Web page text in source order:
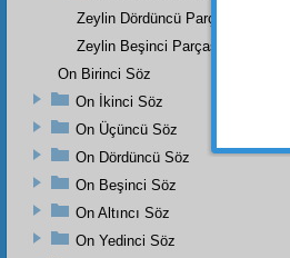
Zeylin Dördüncü Parçası
Zeylin Beşinci Parçası
On Birinci Söz
On İkinci Söz
On Üçüncü Söz
On Dördüncü Söz
On Beşinci Söz
On Altıncı Söz
On Yedinci Söz